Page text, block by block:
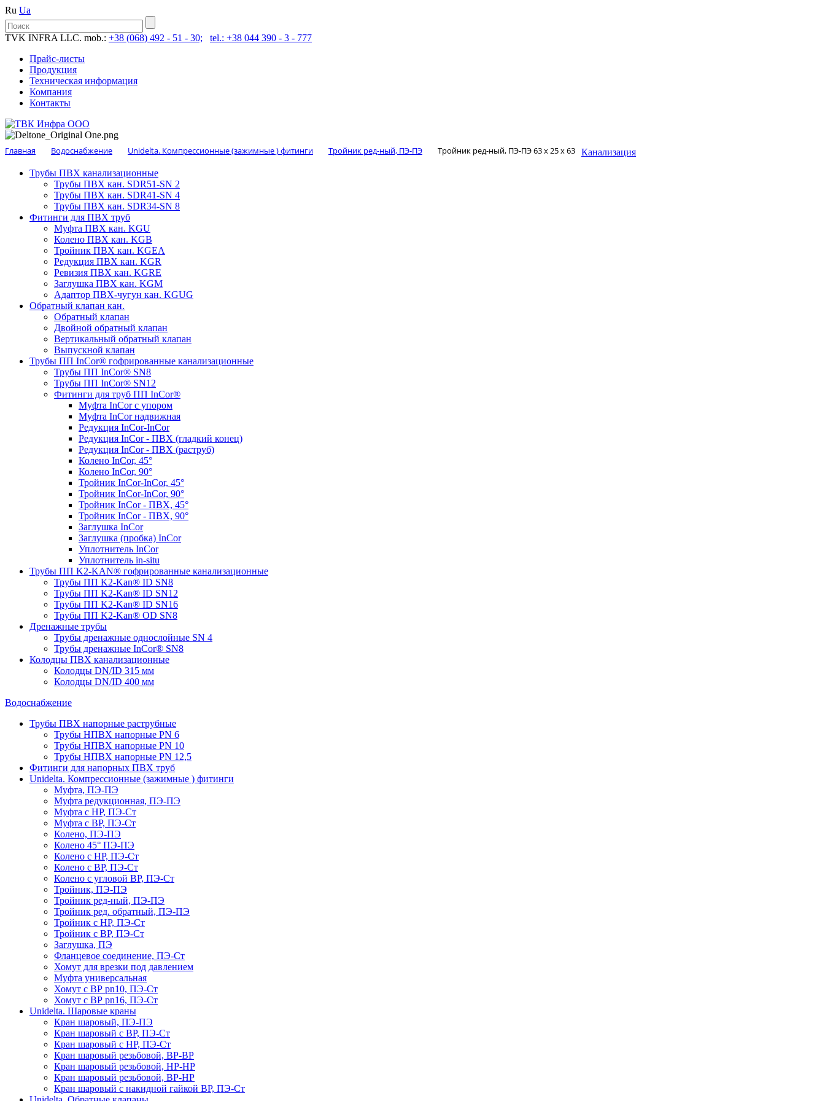
Ru Ua
TVK INFRA LLC. mob.: +38 (068) 492 - 51 - 30;
tel.: +38 044 390 - 3 - 777
Прайс-листы
Продукция
Техническая информация
Компания
Контакты
Главная Водоснабжение Unidelta. Компрессионные (зажимные ) фитинги Тройник ред-ный, ПЭ-ПЭ Тройник ред-ный, ПЭ-ПЭ 63 х 25 х 63 Канализация
Трубы ПВХ канализационные
Трубы ПВХ кан. SDR51-SN 2
Трубы ПВХ кан. SDR41-SN 4
Трубы ПВХ кан. SDR34-SN 8
Фитинги для ПВХ труб
Муфта ПВХ кан. KGU
Колено ПВХ кан. KGB
Тройник ПВХ кан. KGEA
Редукция ПВХ кан. KGR
Ревизия ПВХ кан. KGRE
Заглушка ПВХ кан. KGM
Адаптор ПВХ-чугун кан. KGUG
Обратный клапан кан.
Обратный клапан
Двойной обратный клапан
Вертикальный обратный клапан
Выпускной клапан
Трубы ПП InCor® гофри­рованные канализационные
Трубы ПП InCor® SN8
Трубы ПП InCor® SN12
Фитинги для труб ПП InCor®
Муфта InCor с упором
Муфта InCor надвижная
Редукция InCor-InCor
Редукция InCor - ПВХ (гладкий конец)
Редукция InCor - ПВХ (раструб)
Колено InCor, 45°
Колено InCor, 90°
Тройник InCor-InCor, 45°
Тройник InCor-InCor, 90°
Тройник InCor - ПВХ, 45°
Тройник InCor - ПВХ, 90°
Заглушка InCor
Заглушка (пробка) InCor
Уплотнитель InCor
Уплотнитель in-situ
Трубы ПП K2-KAN® гофри­рованные канализационные
Трубы ПП K2-Kan® ID SN8
Трубы ПП K2-Kan® ID SN12
Трубы ПП K2-Kan® ID SN16
Трубы ПП K2-Kan® OD SN8
Дренажные трубы
Трубы дренажные однослойные SN 4
Трубы дренажные InCor® SN8
Колодцы ПВХ канализационные
Колодцы DN/ID 315 мм
Колодцы DN/ID 400 мм
Водоснабжение
Трубы ПВХ напорные раструбные
Трубы НПВХ напорные PN 6
Трубы НПВХ напорные PN 10
Трубы НПВХ напорные PN 12,5
Фитинги для напорных ПВХ труб
Unidelta. Компрессионные (зажимные ) фитинги
Муфта, ПЭ-ПЭ
Муфта редукционная, ПЭ-ПЭ
Муфта с НР, ПЭ-Ст
Муфта с ВР, ПЭ-Ст
Колено, ПЭ-ПЭ
Колено 45° ПЭ-ПЭ
Колено с НР, ПЭ-Ст
Колено с ВР, ПЭ-Ст
Колено с угловой ВР, ПЭ-Ст
Тройник, ПЭ-ПЭ
Тройник ред-ный, ПЭ-ПЭ
Тройник ред. обратный, ПЭ-ПЭ
Тройник с НР, ПЭ-Ст
Тройник с ВР, ПЭ-Ст
Заглушка, ПЭ
Фланцевое соединение, ПЭ-Ст
Хомут для врезки под давлением
Муфта универсальная
Хомут с ВР pn10, ПЭ-Ст
Хомут с ВР pn16, ПЭ-Ст
Unidelta. Шаровые краны
Кран шаровый, ПЭ-ПЭ
Кран шаровый с ВР, ПЭ-Ст
Кран шаровый с НР, ПЭ-Ст
Кран шаровый резьбовой, ВР-ВР
Кран шаровый резьбовой, НР-НР
Кран шаровый резьбовой, ВР-НР
Кран шаровый с накидной гайкой ВР, ПЭ-Ст